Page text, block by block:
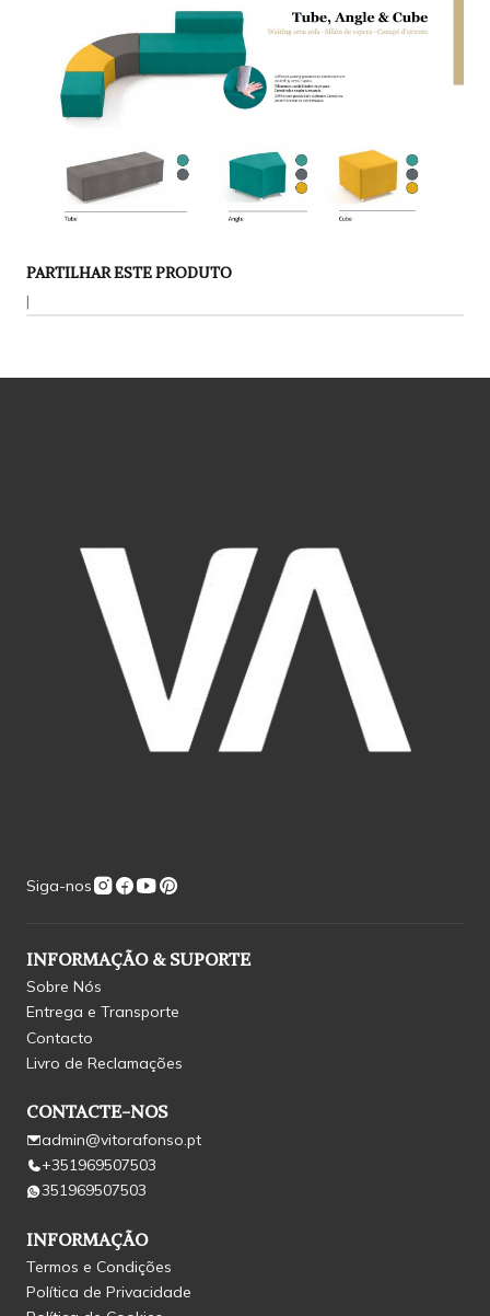
PARTILHAR ESTE PRODUTO
|
Siga-nos
INFORMAÇÃO & SUPORTE
Sobre Nós
Entrega e Transporte
Contacto
Livro de Reclamações
CONTACTE-NOS
admin@vitorafonso.pt
+351969507503
351969507503
INFORMAÇÃO
Termos e Condições
Política de Privacidade